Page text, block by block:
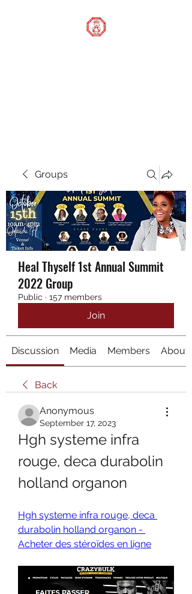
Groups
Heal Thyself 1st Annual Summit
2022 Group
Public · 157 members
Join
Discussion Media Members About
Back
Anonymous
September 17, 2023
Hgh systeme infra
rouge, deca durabolin
holland organon
Hgh systeme infra rouge, deca
durabolin holland organon -
Acheter des stéroïdes en ligne